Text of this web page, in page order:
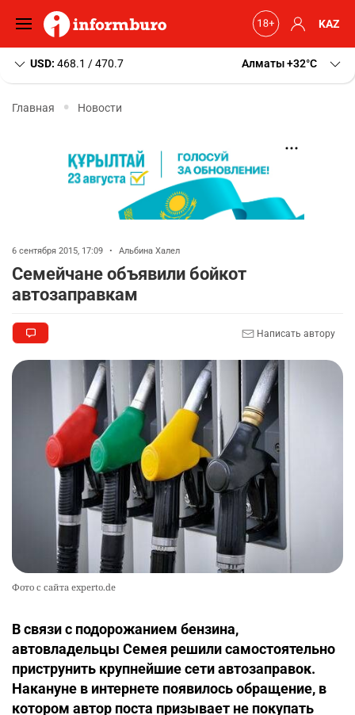
KAZ
USD: 468.1 / 470.7 Алматы+32 C
Главная Новости
6 сентября 2015, 17:09 • Альбина Халел
Семейчане объявили бойкот
автозаправкам
Написать автору
Фото с сайта experto.de
В связи с подорожанием бензина,
автовладельцы Семея решили самостоятельно
приструнить крупнейшие сети автозаправок.
Накануне в интернете появилось обращение, в
котором автор поста призывает не покупать